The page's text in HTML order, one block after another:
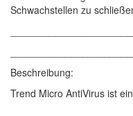
Schwachstellen zu
Beschreibung:
Trend Micro AntiVirus ist